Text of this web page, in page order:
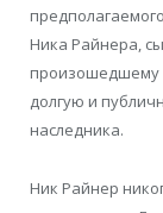
Ника Райнера,
произошедшему
долгую и
наследника.
Ник Райнер